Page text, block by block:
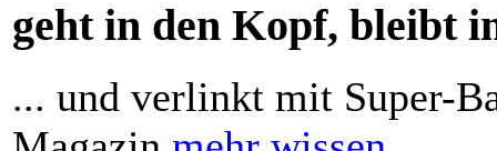
geht in den Kopf, bleibt
... und verlinkt mit Super-